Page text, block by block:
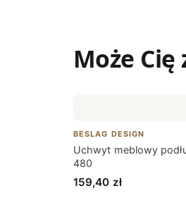
Może
BESLAG DESIGN
Uchwyt meblowy
480
159,40 zł